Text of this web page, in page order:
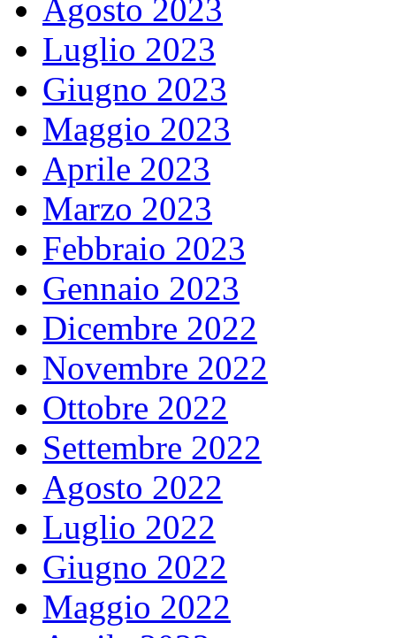
Agosto 2023
Luglio 2023
Giugno 2023
Maggio 2023
Aprile 2023
Marzo 2023
Febbraio 2023
Gennaio 2023
Dicembre 2022
Novembre 2022
Ottobre 2022
Settembre 2022
Agosto 2022
Luglio 2022
Giugno 2022
Maggio 2022